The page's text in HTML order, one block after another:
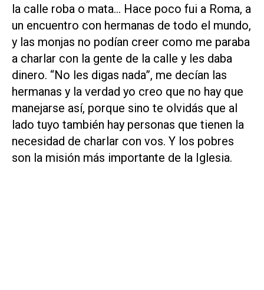
la calle roba o mata… Hace poco fui a Roma, a
un encuentro con hermanas de todo el mundo,
y las monjas no podían creer como me paraba
a charlar con la gente de la calle y les daba
dinero. “No les digas nada”, me decían las
hermanas y la verdad yo creo que no hay que
manejarse así, porque sino te olvidás que al
lado tuyo también hay personas que tienen la
necesidad de charlar con vos. Y los pobres
son la misión más importante de la Iglesia.